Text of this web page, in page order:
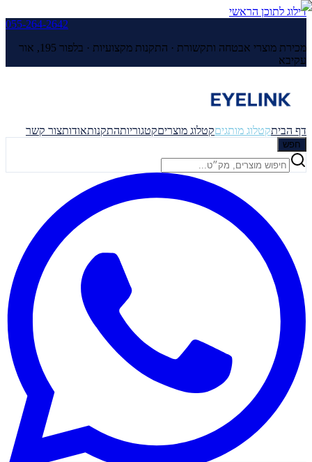
דילוג לתוכן הראשי
055-264-2642
מכירת מוצרי אבטחה ותקשורת · התקנות מקצועיות ·
בלפור 195, אור
עקיבא
דף הביתקטלוג מותגיםקטלוג מוצריםקטגוריותהתקנותאודותצור קשר
חפש